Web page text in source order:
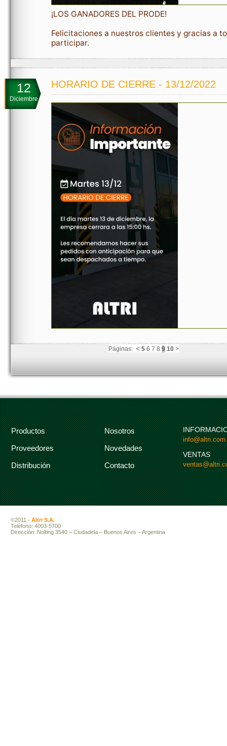
¡LOS GANADORES DEL PRODE!
Felicitaciones a nuestros clientes y gracias a
participar.
12
Diciembre
HORARIO DE CIERRE - 13/12/2022
Páginas: < 5 6 7 8 9 10 >
Productos
Nosotros
Proveedores
Novedades
Distribución
Contacto
VENTAS
©2011 - Altri S.A.
Teléfono: 4003-5700
Dirección: Nolting 3540 – Ciudadela – Buenos Aires – Argentina